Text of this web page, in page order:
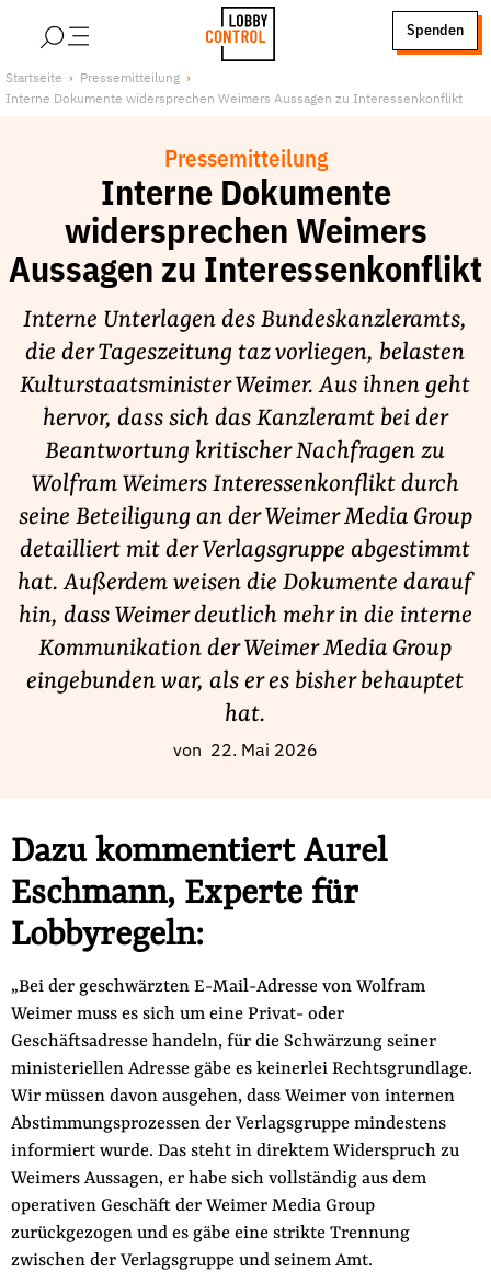
StartSeite
Spenden
Über uns
Finanzierung
Publikationen und Material
Lobbykritische Stadtführungen
Unsere Schwerpunkte
Lobbykontrolle und Regeln
Lobbyismus und Klima
Macht der Digitalkonzerne
Spenden & Fördern
Fördermitglied werden
Jetzt Spenden
Geschenkspende
Bußgelder und Geldauflagen
Projektspende
Testamentsspende
Impressum
Suche
auf
der
Website
Folge Uns
FacebookMastodonBlueskyInstagram
YoutubeLinkedInFeed
Startseite
Pressemitteilung
Interne Dokumente widersprechen Weimers Aussagen zu Interessenkonflikt
Pressemitteilung
Interne Dokumente
widersprechen Weimers
Aussagen zu Interessenkonflikt
Interne Unterlagen des Bundeskanzleramts,
die der Tageszeitung taz vorliegen, belasten
Kulturstaatsminister Weimer. Aus ihnen geht
hervor, dass sich das Kanzleramt bei der
Beantwortung kritischer Nachfragen zu
Wolfram Weimers Interessenkonflikt durch
seine Beteiligung an der Weimer Media Group
detailliert mit der Verlagsgruppe abgestimmt
hat. Außerdem weisen die Dokumente darauf
hin, dass Weimer deutlich mehr in die interne
Kommunikation der Weimer Media Group
eingebunden war, als er es bisher behauptet
hat.
von 22. Mai 2026
Dazu kommentiert Aurel
Eschmann, Experte für
Lobbyregeln:
„Bei der geschwärzten E-Mail-Adresse von Wolfram
Weimer muss es sich um eine Privat- oder
Geschäftsadresse handeln, für die Schwärzung seiner
ministeriellen Adresse gäbe es keinerlei Rechtsgrundlage.
Wir müssen davon ausgehen, dass Weimer von internen
Abstimmungsprozessen der Verlagsgruppe mindestens
informiert wurde. Das steht in direktem Widerspruch zu
Weimers Aussagen, er habe sich vollständig aus dem
operativen Geschäft der Weimer Media Group
zurückgezogen und es gäbe eine strikte Trennung
zwischen der Verlagsgruppe und seinem Amt.